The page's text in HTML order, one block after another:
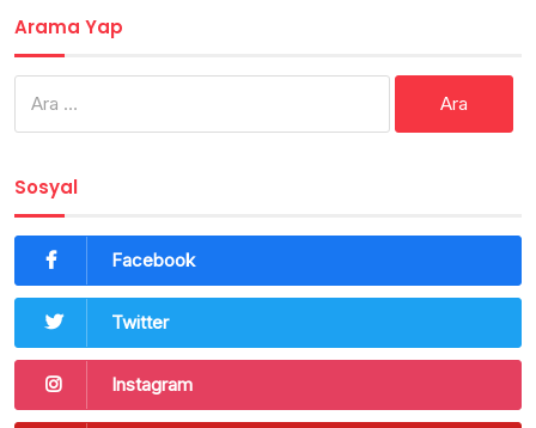
Arama Yap
Sosyal
Facebook
Twitter
Instagram